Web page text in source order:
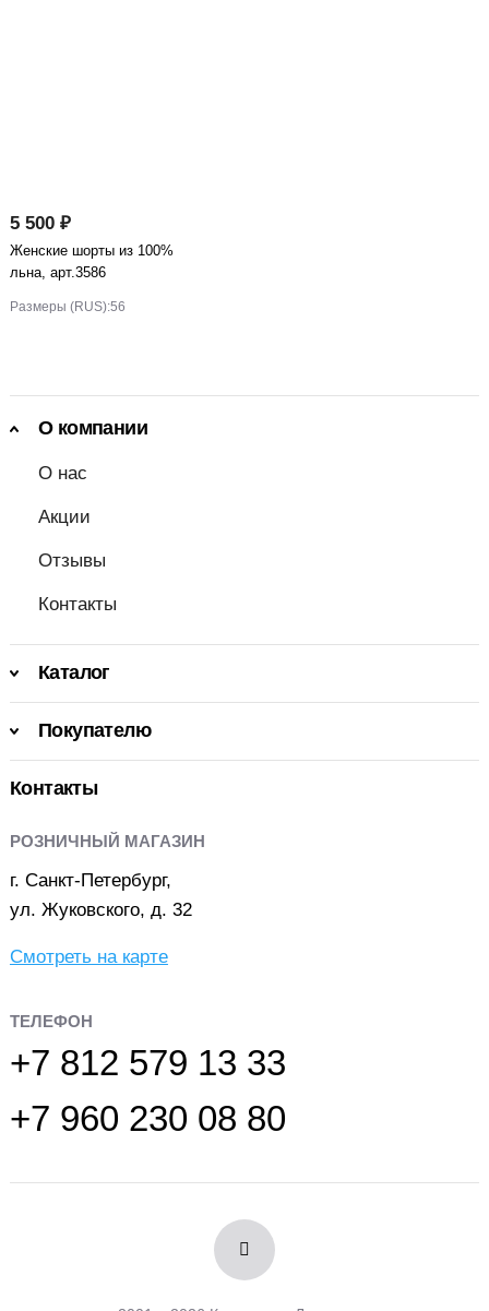
5 500 ₽
Женские шорты из 100%
льна, арт.3586
Размеры (RUS):56
О компании
О нас
Акции
Отзывы
Контакты
Каталог
Покупателю
Контакты
РОЗНИЧНЫЙ МАГАЗИН
г. Санкт-Петербург,
ул. Жуковского, д. 32
Смотреть на карте
ТЕЛЕФОН
+7 812 579 13 33
+7 960 230 08 80